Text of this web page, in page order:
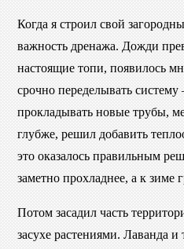
Когда я строил свой
важность дренажа. Дожди
настоящие топи, появилось
срочно переделывать
прокладывать новые трубы,
глубже, решил добавить
это оказалось правильным
заметно прохладнее, а к зиме
Потом засадил часть
засухе растениями. Лаванда